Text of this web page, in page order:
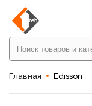
Главная Edisson